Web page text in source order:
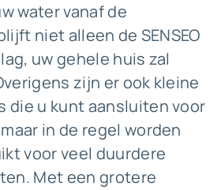
water vanaf de
niet alleen de SENSEO
uw gehele huis zal
zijn er ook kleine
die u kunt aansluiten voor
in de regel worden
voor veel duurdere
Met een grotere